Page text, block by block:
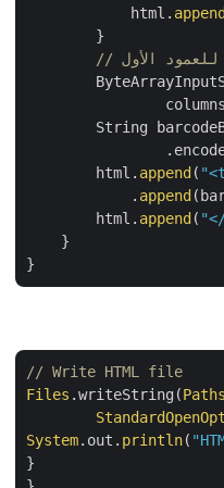
            html.
        }
الأول
String
        html.
append (
            .
append
        html.
append (
    }
// Write HTML file
Files.writeString(
System.out.println (